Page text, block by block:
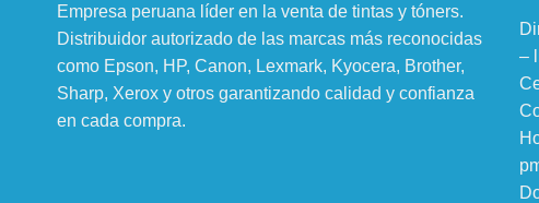
Empresa peruana líder en la venta de tintas y tóners.
Distribuidor autorizado de las marcas más reconocidas
como Epson, HP, Canon, Lexmark, Kyocera, Brother,
Sharp, Xerox y otros garantizando calidad y confianza
en cada compra.
–